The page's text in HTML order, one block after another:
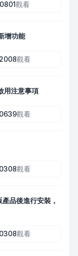
觀看
增功能
觀看
用注意事項
觀看
觀看
品後進行安裝，
觀看